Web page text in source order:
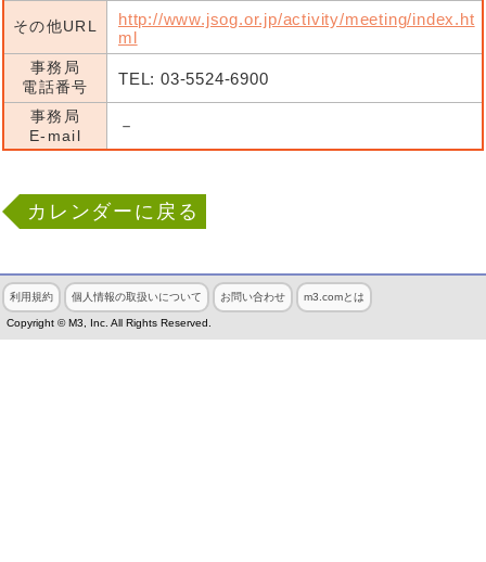
その他URL
http://www.jsog.or.jp/activity/meeting/index.ht
ml
事務局
電話番号
TEL: 03-5524-6900
事務局
E-mail
－
カレンダーに戻る
利用規約 個人情報の取扱いについて お問い合わせ m3.comとは
Copyright © M3, Inc. All Rights Reserved.